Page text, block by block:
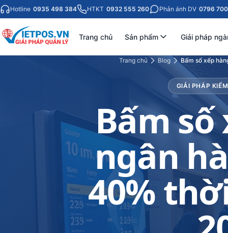
Hotline 0935 498 384 HTKT 0932 555 260 Phản ánh DV 0796
Trang chủ Sản phẩm Giải pháp
Trang chủ Blog Bấm số xếp
GIẢI PHÁP
Bấm
ngân
40%